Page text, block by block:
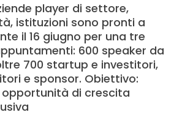
player di settore,
istituzioni sono pronti a
il 16 giugno per una tre
600 speaker da
700 startup e investitori,
e sponsor. Obiettivo:
di crescita